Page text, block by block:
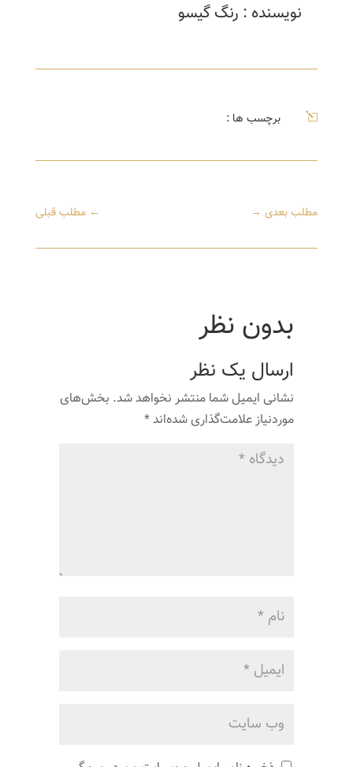
نویسنده : رنگ گیسو
l برچسب ها :
←مطلب قبلی مطلب بعدی→
بدون نظر
ارسال یک نظر
نشانی ایمیل شما منتشر نخواهد شد. بخش‌های
موردنیاز علامت‌گذاری شده‌اند*